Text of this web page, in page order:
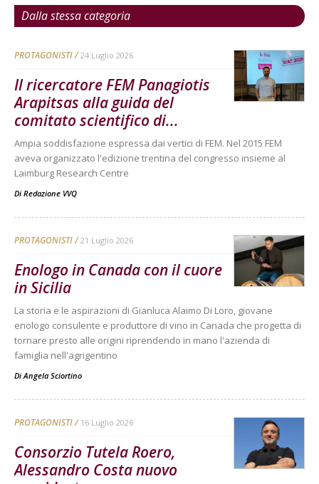
Dalla stessa categoria
PROTAGONISTI 24 Luglio 2026
Il ricercatore FEM Panagiotis
Arapitsas alla guida del
comitato scientifico di...
Ampia soddisfazione espressa dai vertici di FEM. Nel 2015 FEM
aveva organizzato l'edizione trentina del congresso insieme al
Laimburg Research Centre
Di Redazione VVQ
PROTAGONISTI 21 Luglio 2026
Enologo in Canada con il cuore
in Sicilia
La storia e le aspirazioni di Gianluca Alaimo Di Loro, giovane
enologo consulente e produttore di vino in Canada che progetta di
tornare presto alle origini riprendendo in mano l'azienda di
famiglia nell'agrigentino
DiAngela Sciortino
PROTAGONISTI 16 Luglio 2026
Consorzio Tutela Roero,
Alessandro Costa nuovo